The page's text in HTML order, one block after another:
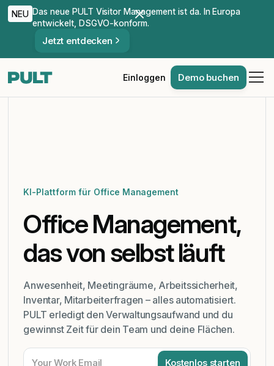
NEU Das neue PULT Visitor Management ist da. In Europa
entwickelt, DSGVO-konform.
Jetzt entdecken
Einloggen Demo buchen
KI-Plattform für Office Management
Office Management,
das von selbst läuft
Anwesenheit, Meetingräume, Arbeitssicherheit,
Inventar, Mitarbeiterfragen – alles automatisiert.
PULT erledigt den Verwaltungsaufwand und du
gewinnst Zeit für dein Team und deine Flächen.